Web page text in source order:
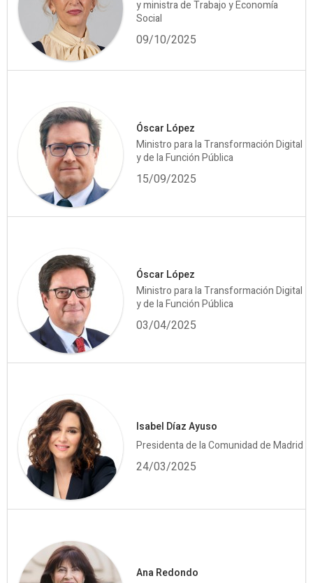
y ministra de Trabajo y Economía
Social
09/10/2025
Óscar López
Ministro para la Transformación Digital
y de la Función Pública
15/09/2025
Óscar López
Ministro para la Transformación Digital
y de la Función Pública
03/04/2025
Isabel Díaz Ayuso
Presidenta de la Comunidad de Madrid
24/03/2025
Ana Redondo